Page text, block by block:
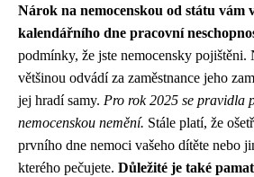
Nárok na nemocenskou od státu vám
kalendářního dne pracovní
podmínky, že jste nemocensky pojištěni.
většinou odvádí za zaměstnance jeho
jej hradí samy. Pro rok 2025 se pravidla
nemocenskou nemění. Stále platí, že
prvního dne nemoci vašeho dítěte nebo
kterého pečujete. Důležité je také